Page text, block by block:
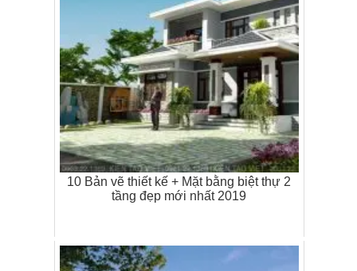
10 Bản vẽ thiết kế + Mặt bằng biệt thự 2
tầng đẹp mới nhất 2019